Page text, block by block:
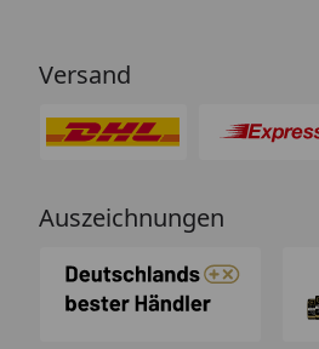
Versand
Auszeichnungen